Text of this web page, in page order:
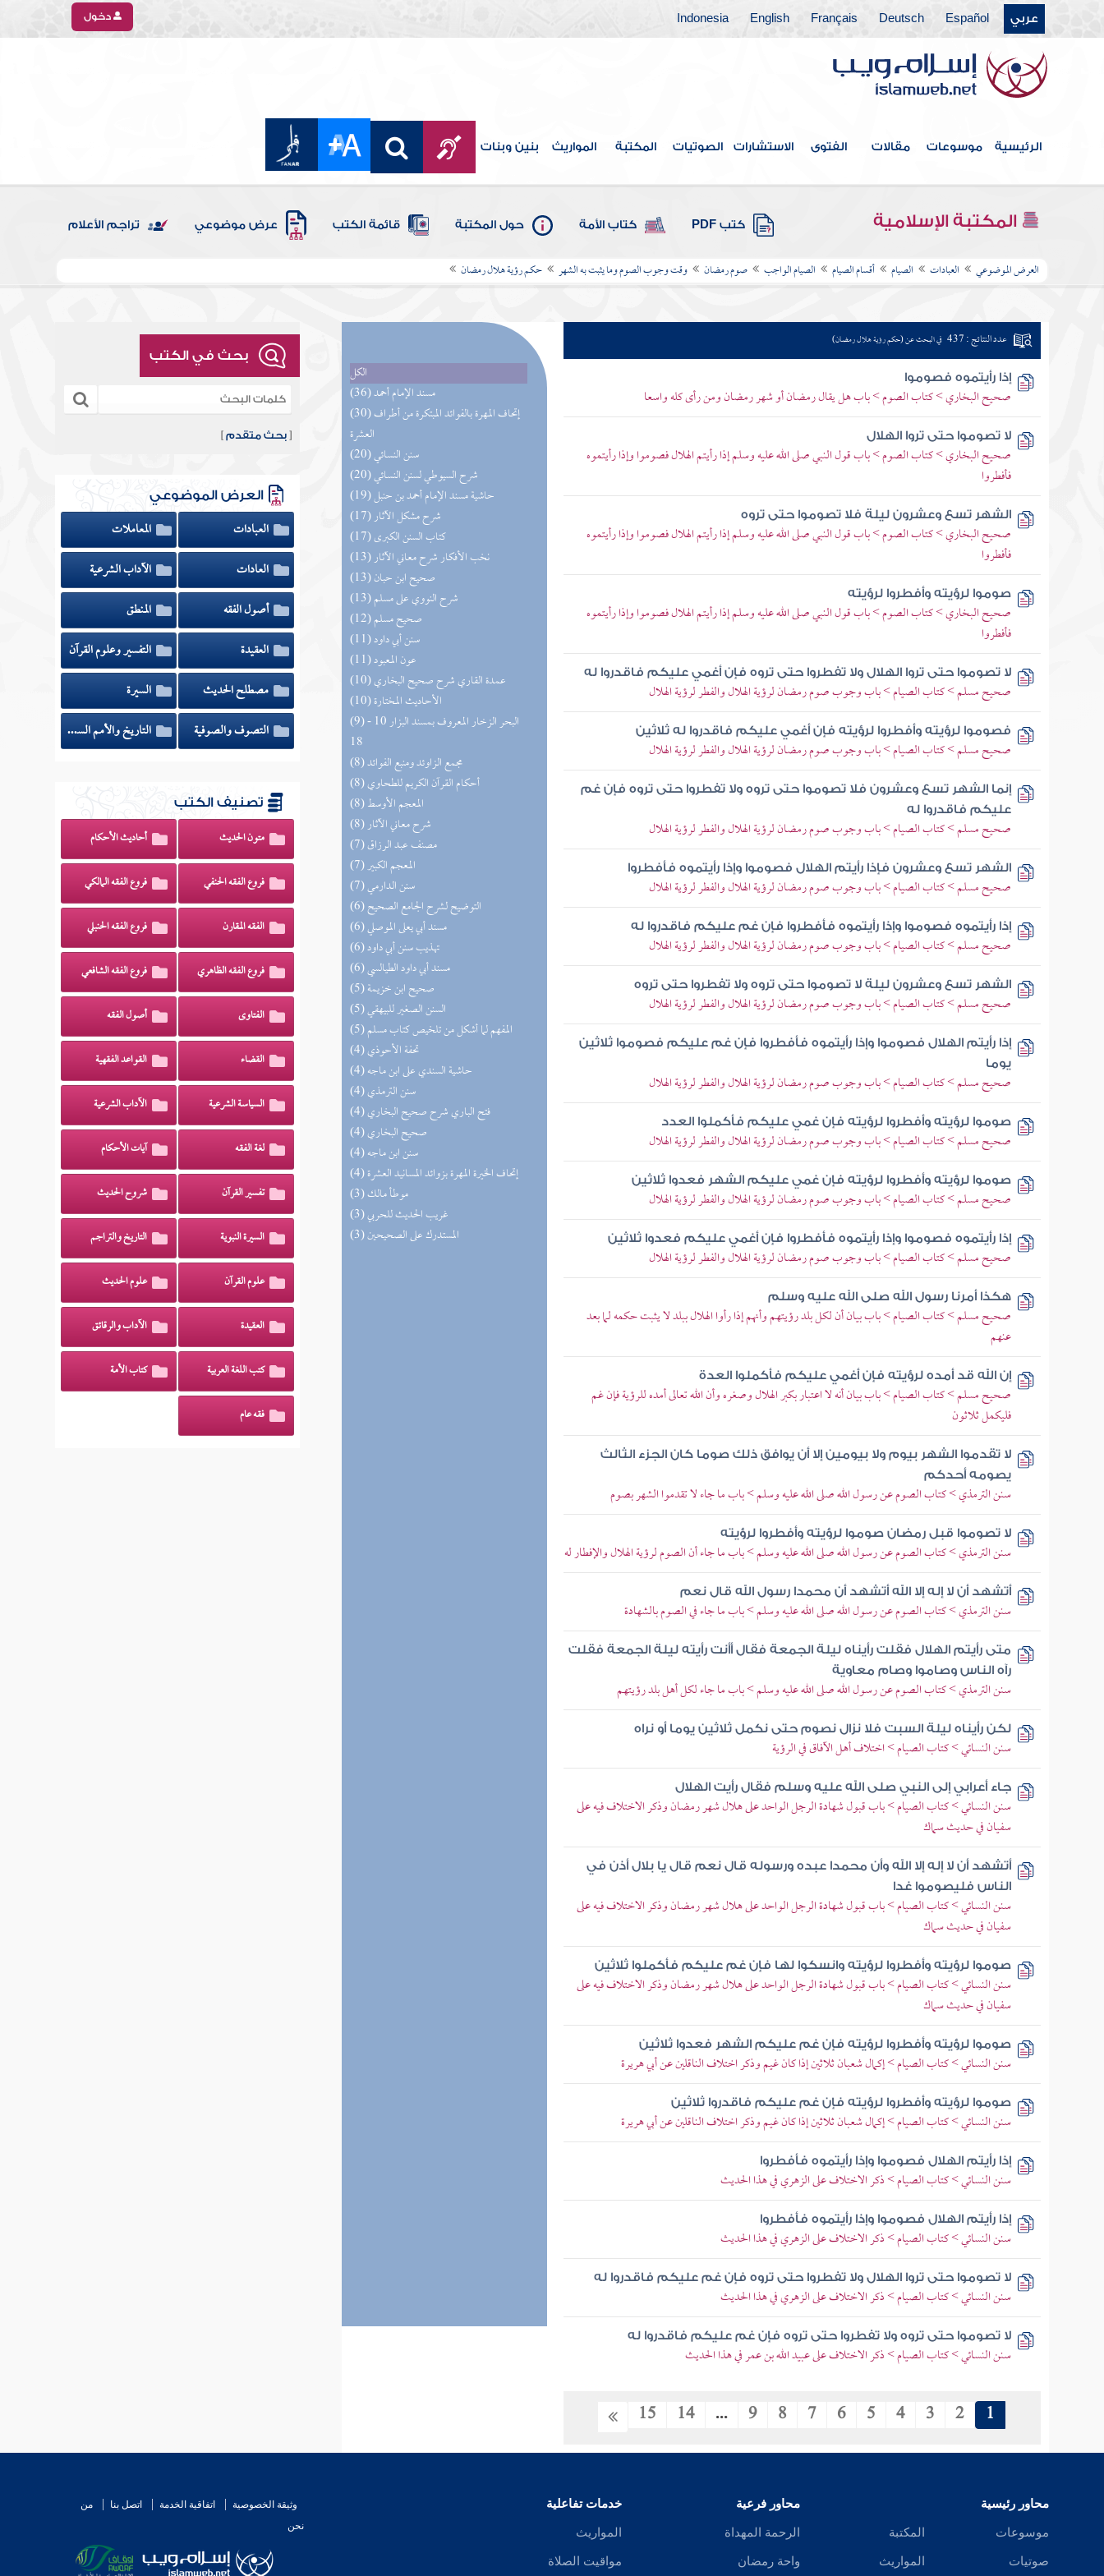
عربي Español
Deutsch
Français
English
Indonesia دخول
الرئيسية موسوعات مقالات الفتوى الاستشارات الصوتيات المكتبة المواريث بنين وبنات
المكتبة الإسلامية كتب PDF كتاب الأمة حول المكتبة قائمة الكتب عرض موضوعي تراجم الأعلام
العرض الموضوعي العبادات الصيام أقسام الصيام الصيام الواجب صوم رمضان وقت وجوب الصوم وما يثبت به الشهر حكم رؤية هلال رمضان
الكل
(36) مسند الإمام أحمد
(30) إتحاف المهرة بالفوائد المبتكرة من أطراف
العشرة
(20) سنن النسائي
(20) شرح السيوطي لسنن النسائي
(19) حاشية مسند الإمام أحمد بن حنبل
(17) شرح مشكل الآثار
(17) كتاب السنن الكبرى
(13) نخب الأفكار شرح معاني الآثار
(13) صحيح ابن حبان
(13) شرح النووي على مسلم
(12) صحيح مسلم
(11) سنن أبي داود
(11) عون المعبود
(10) عمدة القاري شرح صحيح البخاري
(10) الأحاديث المختارة
(9) البحر الزخار المعروف بمسند البزار 10 -
18
(8) مجمع الزاوئد ومنبع الفوائد
(8) أحكام القرآن الكريم للطحاوي
(8) المعجم الأوسط
(8) شرح معاني الآثار
(7) مصنف عبد الرزاق
(7) المعجم الكبير
(7) سنن الدارمي
(6) التوضيح لشرح الجامع الصحيح
(6) مسند أبي يعلى الموصلي
(6) تهذيب سنن أبي داود
(6) مسند أبي داود الطيالسي
(5) صحيح ابن خزيمة
(5) السنن الصغير للبيهقي
(5) المفهم لما أشكل من تلخيص كتاب مسلم
(4) تحفة الأحوذي
(4) حاشية السندي على ابن ماجه
(4) سنن الترمذي
(4) فتح الباري شرح صحيح البخاري
(4) صحيح البخاري
(4) سنن ابن ماجه
(4) إتحاف الخيرة المهرة بزوائد المسانيد العشرة
(3) موطأ مالك
(3) غريب الحديث للحربي
(3) المستدرك على الصحيحين
عدد النتائج : 437 في البحث عن (حكم رؤية هلال رمضان)
إذا رأيتموه فصوموا
صحيح البخاري > كتاب الصوم > باب هل يقال رمضان أو شهر رمضان ومن رأى كله واسعا
لا تصوموا حتى تروا الهلال
صحيح البخاري > كتاب الصوم > باب قول النبي صلى الله عليه وسلم إذا رأيتم الهلال فصوموا وإذا رأيتموه
فأفطروا
الشهر تسع وعشرون ليلة فلا تصوموا حتى تروه
صحيح البخاري > كتاب الصوم > باب قول النبي صلى الله عليه وسلم إذا رأيتم الهلال فصوموا وإذا رأيتموه
فأفطروا
صوموا لرؤيته وأفطروا لرؤيته
صحيح البخاري > كتاب الصوم > باب قول النبي صلى الله عليه وسلم إذا رأيتم الهلال فصوموا وإذا رأيتموه
فأفطروا
لا تصوموا حتى تروا الهلال ولا تفطروا حتى تروه فإن أغمي عليكم فاقدروا له
صحيح مسلم > كتاب الصيام > باب وجوب صوم رمضان لرؤية الهلال والفطر لرؤية الهلال
فصوموا لرؤيته وأفطروا لرؤيته فإن أغمي عليكم فاقدروا له ثلاثين
صحيح مسلم > كتاب الصيام > باب وجوب صوم رمضان لرؤية الهلال والفطر لرؤية الهلال
إنما الشهر تسع وعشرون فلا تصوموا حتى تروه ولا تفطروا حتى تروه فإن غم
عليكم فاقدروا له
صحيح مسلم > كتاب الصيام > باب وجوب صوم رمضان لرؤية الهلال والفطر لرؤية الهلال
الشهر تسع وعشرون فإذا رأيتم الهلال فصوموا وإذا رأيتموه فأفطروا
صحيح مسلم > كتاب الصيام > باب وجوب صوم رمضان لرؤية الهلال والفطر لرؤية الهلال
إذا رأيتموه فصوموا وإذا رأيتموه فأفطروا فإن غم عليكم فاقدروا له
صحيح مسلم > كتاب الصيام > باب وجوب صوم رمضان لرؤية الهلال والفطر لرؤية الهلال
الشهر تسع وعشرون ليلة لا تصوموا حتى تروه ولا تفطروا حتى تروه
صحيح مسلم > كتاب الصيام > باب وجوب صوم رمضان لرؤية الهلال والفطر لرؤية الهلال
إذا رأيتم الهلال فصوموا وإذا رأيتموه فأفطروا فإن غم عليكم فصوموا ثلاثين
يوما
صحيح مسلم > كتاب الصيام > باب وجوب صوم رمضان لرؤية الهلال والفطر لرؤية الهلال
صوموا لرؤيته وأفطروا لرؤيته فإن غمي عليكم فأكملوا العدد
صحيح مسلم > كتاب الصيام > باب وجوب صوم رمضان لرؤية الهلال والفطر لرؤية الهلال
صوموا لرؤيته وأفطروا لرؤيته فإن غمي عليكم الشهر فعدوا ثلاثين
صحيح مسلم > كتاب الصيام > باب وجوب صوم رمضان لرؤية الهلال والفطر لرؤية الهلال
إذا رأيتموه فصوموا وإذا رأيتموه فأفطروا فإن أغمي عليكم فعدوا ثلاثين
صحيح مسلم > كتاب الصيام > باب وجوب صوم رمضان لرؤية الهلال والفطر لرؤية الهلال
هكذا أمرنا رسول الله صلى الله عليه وسلم
صحيح مسلم > كتاب الصيام > باب بيان أن لكل بلد رؤيتهم وأنهم إذا رأوا الهلال ببلد لا يثبت حكمه لما بعد
عنهم
إن الله قد أمده لرؤيته فإن أغمي عليكم فأكملوا العدة
صحيح مسلم > كتاب الصيام > باب بيان أنه لا اعتبار بكبر الهلال وصغره وأن الله تعالى أمده للرؤية فإن غم
فليكمل ثلاثون
لا تقدموا الشهر بيوم ولا بيومين إلا أن يوافق ذلك صوما كان الجزء الثالث
يصومه أحدكم
سنن الترمذي > كتاب الصوم عن رسول الله صلى الله عليه وسلم > باب ما جاء لا تقدموا الشهر بصوم
لا تصوموا قبل رمضان صوموا لرؤيته وأفطروا لرؤيته
سنن الترمذي > كتاب الصوم عن رسول الله صلى الله عليه وسلم > باب ما جاء أن الصوم لرؤية الهلال والإفطار له
أتشهد أن لا إله إلا الله أتشهد أن محمدا رسول الله قال نعم
سنن الترمذي > كتاب الصوم عن رسول الله صلى الله عليه وسلم > باب ما جاء في الصوم بالشهادة
متى رأيتم الهلال فقلت رأيناه ليلة الجمعة فقال أأنت رأيته ليلة الجمعة فقلت
رآه الناس وصاموا وصام معاوية
سنن الترمذي > كتاب الصوم عن رسول الله صلى الله عليه وسلم > باب ما جاء لكل أهل بلد رؤيتهم
لكن رأيناه ليلة السبت فلا نزال نصوم حتى نكمل ثلاثين يوما أو نراه
سنن النسائي > كتاب الصيام > اختلاف أهل الآفاق في الرؤية
جاء أعرابي إلى النبي صلى الله عليه وسلم فقال رأيت الهلال
سنن النسائي > كتاب الصيام > باب قبول شهادة الرجل الواحد على هلال شهر رمضان وذكر الاختلاف فيه على
سفيان في حديث سماك
أتشهد أن لا إله إلا الله وأن محمدا عبده ورسوله قال نعم قال يا بلال أذن في
الناس فليصوموا غدا
سنن النسائي > كتاب الصيام > باب قبول شهادة الرجل الواحد على هلال شهر رمضان وذكر الاختلاف فيه على
سفيان في حديث سماك
صوموا لرؤيته وأفطروا لرؤيته وانسكوا لها فإن غم عليكم فأكملوا ثلاثين
سنن النسائي > كتاب الصيام > باب قبول شهادة الرجل الواحد على هلال شهر رمضان وذكر الاختلاف فيه على
سفيان في حديث سماك
صوموا لرؤيته وأفطروا لرؤيته فإن غم عليكم الشهر فعدوا ثلاثين
سنن النسائي > كتاب الصيام > إكمال شعبان ثلاثين إذا كان غيم وذكر اختلاف الناقلين عن أبي هريرة
صوموا لرؤيته وأفطروا لرؤيته فإن غم عليكم فاقدروا ثلاثين
سنن النسائي > كتاب الصيام > إكمال شعبان ثلاثين إذا كان غيم وذكر اختلاف الناقلين عن أبي هريرة
إذا رأيتم الهلال فصوموا وإذا رأيتموه فأفطروا
سنن النسائي > كتاب الصيام > ذكر الاختلاف على الزهري في هذا الحديث
إذا رأيتم الهلال فصوموا وإذا رأيتموه فأفطروا
سنن النسائي > كتاب الصيام > ذكر الاختلاف على الزهري في هذا الحديث
لا تصوموا حتى تروا الهلال ولا تفطروا حتى تروه فإن غم عليكم فاقدروا له
سنن النسائي > كتاب الصيام > ذكر الاختلاف على الزهري في هذا الحديث
لا تصوموا حتى تروه ولا تفطروا حتى تروه فإن غم عليكم فاقدروا له
سنن النسائي > كتاب الصيام > ذكر الاختلاف على عبيد الله بن عمر في هذا الحديث
1
2
3
4
5
6
7
8
9
...
14
15
بحث في الكتب
[بحث متقدم ]
العرض الموضوعي
العبادات
المعاملات
العادات
الآداب الشرعية
أصول الفقه
المنطق
العقيدة
التفسير وعلوم القرآن
مصطلح الحديث
السيرة
التصوف والصوفية
التاريخ والأمم السابقة
تصنيف الكتب
متون الحديث أحاديث الأحكام
فروع الفقه الحنفي فروع الفقه المالكي
الفقه المقارن فروع الفقه الحنبلي
فروع الفقه الظاهري فروع الفقه الشافعي
الفتاوى أصول الفقه
القضاء القواعد الفقهية
السياسة الشرعية الآداب الشرعية
لغة الفقه آيات الأحكام
تفسير القرآن شروح الحديث
السيرة النبوية التاريخ والتراجم
علوم القرآن علوم الحديث
العقيدة الآداب والرقائق
كتب اللغة العربية كتاب الأمة
فقه عام
محاور رئيسية
موسوعات
صوتيات
المكتبة
المواريث
محاور فرعية
الرحمة المهداة
واحة رمضان
خدمات تفاعلية
المواريث
مواقيت الصلاة
وثيقة الخصوصية اتفاقية الخدمة اتصل بنا
من
نحن